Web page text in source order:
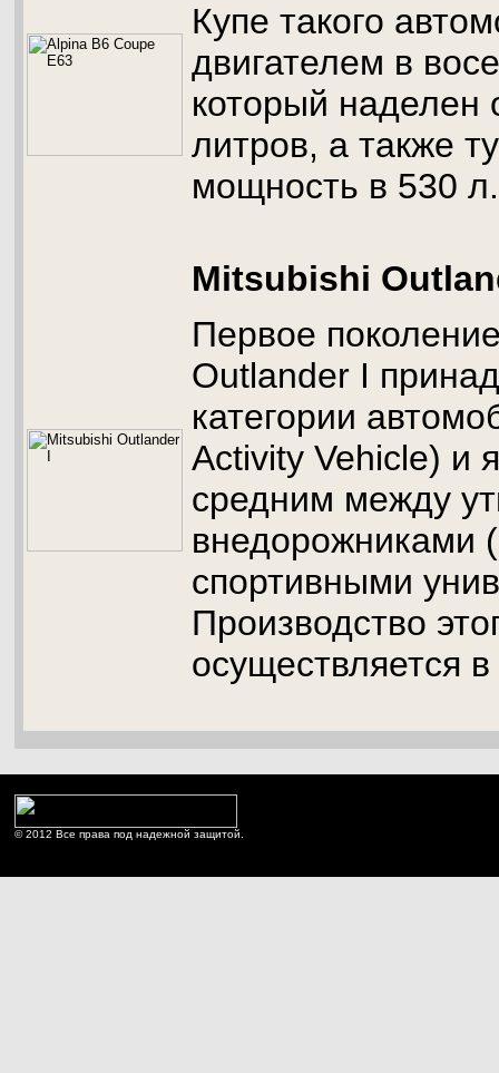
Купе такого
двигателем в
который
литров, а также
мощность в 530
Mitsubishi
Первое
Outlander I
категории
Activity Vehicle) и
средним между
внедорожниками
спортивными
Производство
осуществляется
© 2012 Все права под надежной защитой.